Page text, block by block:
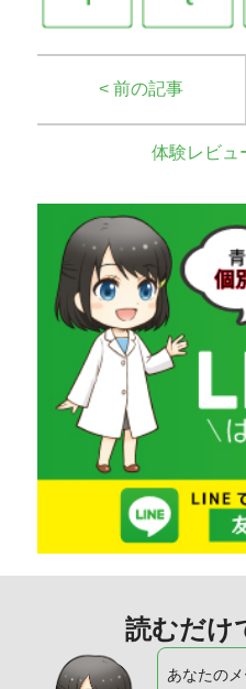
< 前の記事
体験レビュ
読むだけ
あなたの